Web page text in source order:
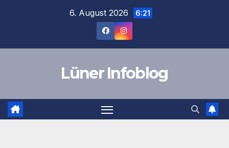
6. August 2026 6:21
Lüner Infoblog